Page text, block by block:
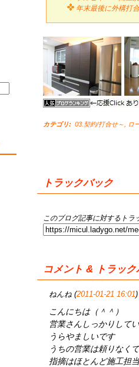
年末最後に外構打
カテゴリ: 03.契約/打合せ～ ロ
トラックバック
このブログ記事に対するトラ
コメント & トラック
ねんね (2011-01-21 16:01)
こんにちは（＾＾）
営業さんしっかりして
うらやましいです
うちの営業は頼りなく
指摘はほとんど施工担